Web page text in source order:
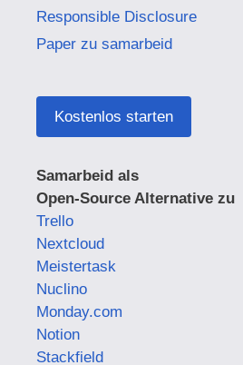
Responsible Disclosure
Paper zu samarbeid
Kostenlos starten
Samarbeid als
Open-Source Alternative zu
Trello
Nextcloud
Meistertask
Nuclino
Monday.com
Notion
Stackfield